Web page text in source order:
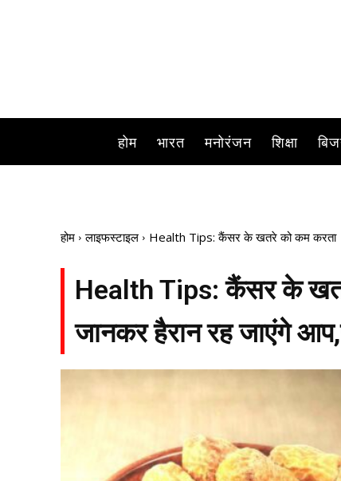
होम भारत मनोरंजन शिक्षा
होम लाइफस्टाइल Health Tips: कैंसर के खतरे को कम करता
Health Tips: कैंसर के
जानकर हैरान रह जाएंगे